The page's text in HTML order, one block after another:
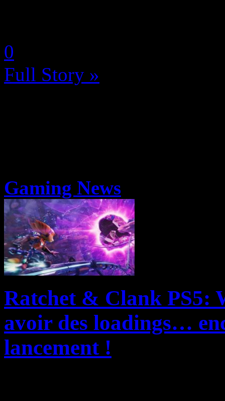
0
Full Story »
Gaming News
Ratchet & Clank PS5:
avoir des loadings…
lancement !